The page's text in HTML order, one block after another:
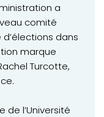
a
comité
dans
marque
Turcotte,
de l’Université